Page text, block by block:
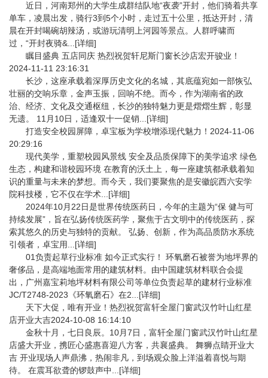
近日，河南郑州的大学生成群结队地“夜袭”开封，他们骑着共享
单车，凌晨出发，骑行3到5个小时，走过五十公里，抵达开封，清
晨在开封喝碗胡辣汤，或游玩清明上河园等景点。人群呼啸而
过，“开封夜骑&...[详细]
瞩目盛典 五店同庆 热烈祝贺轩尼斯门窗长沙店宏开骏业！
2024-11-11 23:16:31
长沙，这座承载着深厚历史文化的名城，其底蕴宛如一部恢弘
壮丽的交响乐章，金声玉振，回响不绝。而今，作为湖南省的政
治、经济、文化及交通枢纽，长沙的独特魅力更是熠熠生辉，彰显
无遗。 11月10日，适逢双十一促销...[详细]
打造安全校园屏障，卓宝板为学校增添现代魅力！2024-11-06
20:29:16
现代美学，重塑校园风景线 安全及品质保障下的美学追求 绿色
生态，构建和谐校园环境 在教育的沃土上，每一座建筑都承载着知
识的重量与未来的梦想。而今天，我们要聚焦的是安徽皖西六安学
院科技楼，它不仅在学术...[详细]
2024年10月22日是世界传统医药日，今年的主题为“保 健与可
持续发展”，旨在弘扬传统医药学，聚焦于古文明中的传统医药，探
索其悠久的历史与独特的贡献。 弘扬、创新，作为高品质防水系统
引领者，卓宝用...[详细]
01负责起草行业标准 如今正式实行！ 环氧磨石被誉为地坪界的
奢侈品，是高端地面常用的建筑材料。由中国建筑材料联合会提
出，广州嘉宝莉地坪材料有限公司等单位负责起草的建材行业标准
JC/T2748-2023《环氧磨石》在2...[详细]
天下大促，唯有开业！热烈祝贺富轩全屋门窗武汉竹叶山红星
店开业大吉2024-10-08 16:14:10
金秋十月，七日良辰。10月7日，富轩全屋门窗武汉竹叶山红星
店盛大开业，携匠心盛惠喜迎八方客，共襄盛典。 舞狮点睛开业大
吉 开业现场人声鼎沸，热闹非凡，到场观众脸上洋溢着喜悦与期
待。 在震耳欲聋的锣鼓声中...[详细]